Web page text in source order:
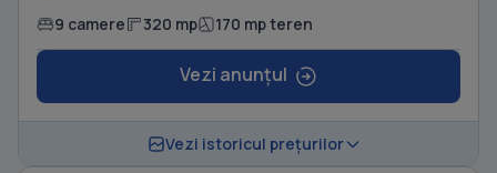
9 camere 320 mp 170 mp teren
Vezi anunțul
Vezi istoricul prețurilor